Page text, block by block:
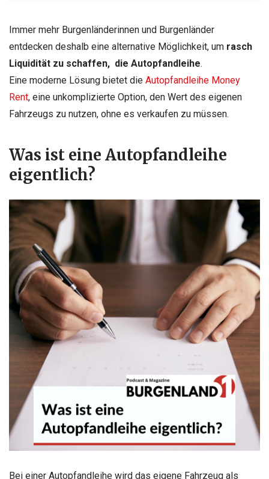
Immer mehr Burgenländerinnen und Burgenländer
entdecken deshalb eine alternative Möglichkeit, um rasch
Liquidität zu schaffen, die Autopfandleihe.
Eine moderne Lösung bietet die Autopfandleihe Money
Rent, eine unkomplizierte Option, den Wert des eigenen
Fahrzeugs zu nutzen, ohne es verkaufen zu müssen.
Was ist eine Autopfandleihe
eigentlich?
Bei einer Autopfandleihe wird das eigene Fahrzeug als